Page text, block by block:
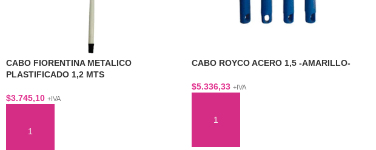
CABO FIORENTINA METALICO
PLASTIFICADO 1,2 MTS
$3.745,10 +IVA
CABO ROYCO ACERO 1,5 -AMARILLO-
$5.336,33 +IVA